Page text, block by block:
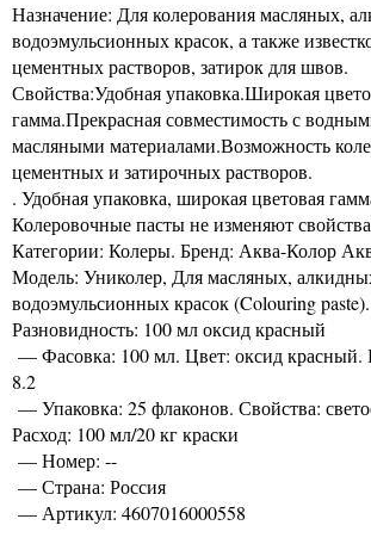
Назначение: Для колерования масляных,
водоэмульсионных красок, а также
цементных растворов, затирок для швов.
Свойства:Удобная упаковка.Широкая
гамма.Прекрасная совместимость с
масляными материалами.Возможность
цементных и затирочных растворов.
. Удобная упаковка, широкая цветовая
Колеровочные пасты не изменяют
Категории: Колеры. Бренд: Аква-Колор
Модель: Униколер, Для масляных,
водоэмульсионных красок (Colouring paste).
Разновидность: 100 мл оксид красный
— Фасовка: 100 мл. Цвет: оксид красный.
8.2
— Упаковка: 25 флаконов. Свойства:
Расход: 100 мл/20 кг краски
— Номер: --
— Страна: Россия
— Артикул: 4607016000558